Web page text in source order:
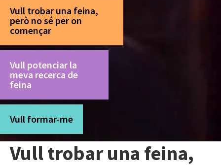
Vull trobar una feina,
però no sé per on
començar
Vull potenciar la
meva recerca de
feina
Vull formar-me
Vull trobar una feina,